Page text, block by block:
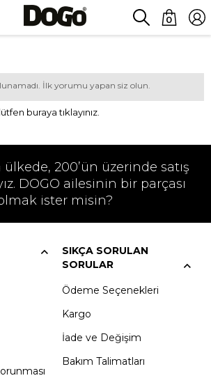
0
İlk yorumu yapan siz olun.
lütfen buraya tıklayınız.
ülkede, 200’ün üzerinde satış
DOGO ailesinin bir parçası
ister misin?
SIKÇA SORULAN
SORULAR
Ödeme Seçenekleri
Kargo
İade ve Değişim
Bakım Talimatları